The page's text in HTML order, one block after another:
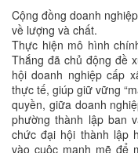
Cộng đồng doanh
về lượng và chất.
Thực hiện mô hình
Thắng đã chủ động đề
hội doanh nghiệp cấp
thực tế, giúp giữ vững
quyền, giữa doanh
phường thành lập ban
chức đại hội thành lập
vào cuộc mạnh mẽ để